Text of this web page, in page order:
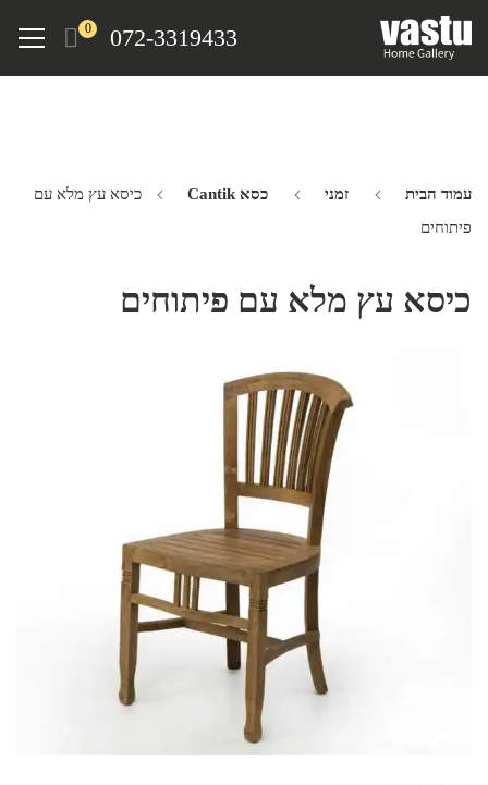
072-3319433
0
Menu
עמוד הבית זמני כסא Cantik
כיסא עץ מלא עם
פיתוחים
כיסא עץ מלא עם פיתוחים